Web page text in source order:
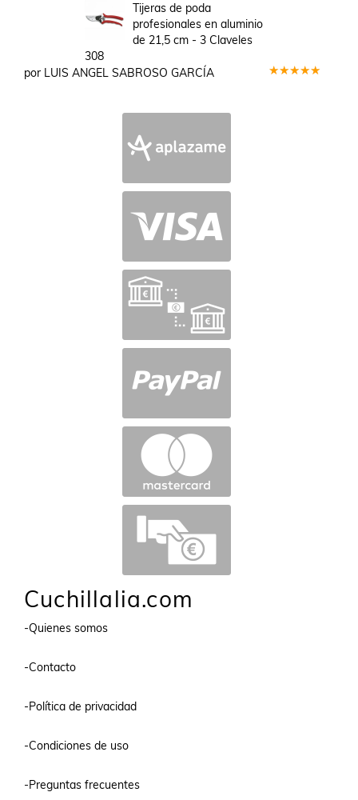
Tijeras de poda
profesionales en aluminio
de 21,5 cm - 3 Claveles
308
por LUIS ANGEL SABROSO GARCÍA
Cuchillalia.com
-Quienes somos
-Contacto
-Política de privacidad
-Condiciones de uso
-Preguntas frecuentes